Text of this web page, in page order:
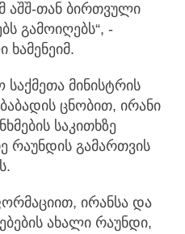
აშშ-თან ბირთვული
გამოიღებს“, -
საქმეთა მინისტრის
ცნობით, ირანი
საკითხზე
რაუნდის გამართვის
ირანსა და
ახალი რაუნდი,